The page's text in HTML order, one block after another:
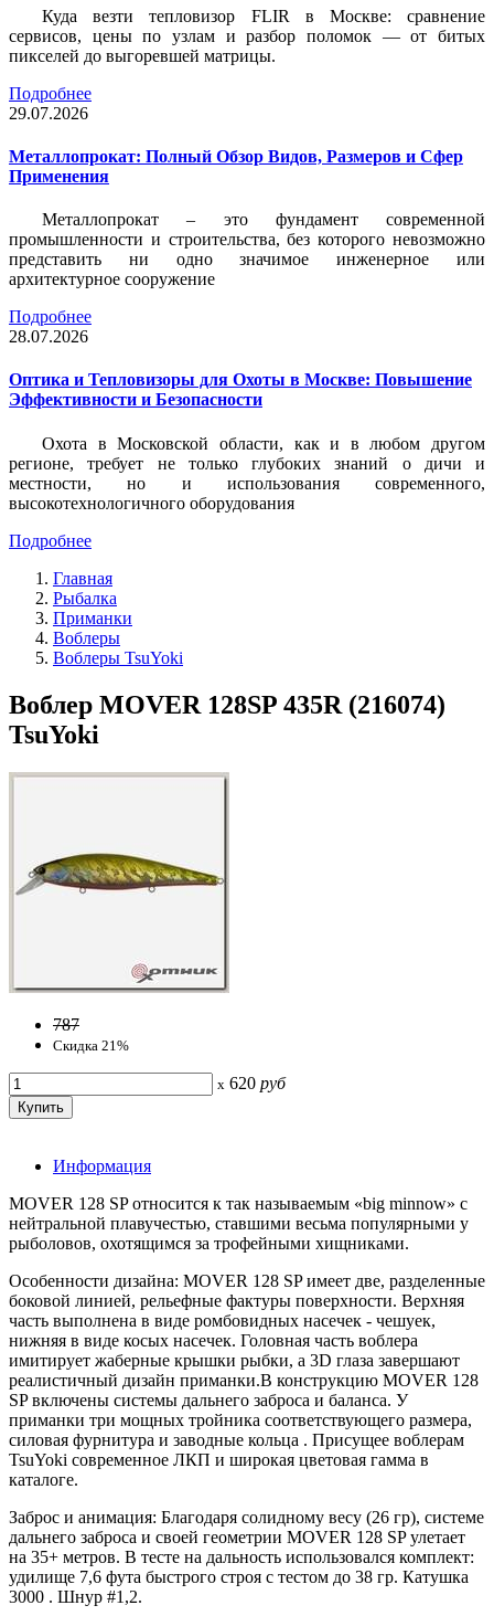
Куда везти тепловизор FLIR в Москве: сравнение
сервисов, цены по узлам и разбор поломок — от битых
пикселей до выгоревшей матрицы.
Подробнее
29.07.2026
Металлопрокат: Полный Обзор Видов, Размеров и Сфер
Применения
Металлопрокат – это фундамент современной
промышленности и строительства, без которого невозможно
представить ни одно значимое инженерное или
архитектурное сооружение
Подробнее
28.07.2026
Оптика и Тепловизоры для Охоты в Москве: Повышение
Эффективности и Безопасности
Охота в Московской области, как и в любом другом
регионе, требует не только глубоких знаний о дичи и
местности, но и использования современного,
высокотехнологичного оборудования
Подробнее
Главная
Рыбалка
Приманки
Воблеры
Воблеры TsuYoki
Воблер MOVER 128SP 435R (216074)
TsuYoki
787
Скидка 21%
x 620 руб
Информация
MOVER 128 SP относится к так называемым «big minnow» с
нейтральной плавучестью, ставшими весьма популярными у
рыболовов, охотящимся за трофейными хищниками.
Особенности дизайна: MOVER 128 SP имеет две, разделенные
боковой линией, рельефные фактуры поверхности. Верхняя
часть выполнена в виде ромбовидных насечек - чешуек,
нижняя в виде косых насечек. Головная часть воблера
имитирует жаберные крышки рыбки, а 3D глаза завершают
реалистичный дизайн приманки.В конструкцию MOVER 128
SP включены системы дальнего заброса и баланса. У
приманки три мощных тройника соответствующего размера,
силовая фурнитура и заводные кольца . Присущее воблерам
TsuYoki современное ЛКП и широкая цветовая гамма в
каталоге.
Заброс и анимация: Благодаря солидному весу (26 гр), системе
дальнего заброса и своей геометрии MOVER 128 SP улетает
на 35+ метров. В тесте на дальность использовался комплект:
удилище 7,6 фута быстрого строя с тестом до 38 гр. Катушка
3000 . Шнур #1,2.